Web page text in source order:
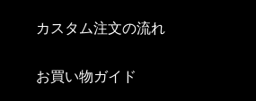
カスタム注文の流れ
お買い物ガイド